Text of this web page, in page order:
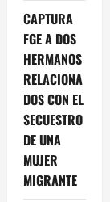
CAPTURA
FGE A DOS
HERMANOS
RELACIONA
DOS CON EL
SECUESTRO
DE UNA
MUJER
MIGRANTE